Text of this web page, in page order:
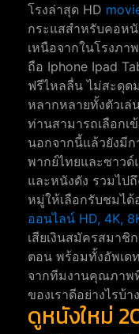
โรงล่าสุด HD
กระแสสำหรับคอห
เหนือจากในโรงภ
ถือ Iphone Ipad
ฟรีไหลลื่น ไม่สะดุด
หลากหลายทั้งตัวเล่
ท่านสามารถเลือกเ
นอกจากนี้แล้วยังมี
พากย์ไทยและซาว
และหนังดัง รวมไป
หมู่ให้เลือกรับชมได้
ออนไลน์ HD, 4K,
เสียเงินสมัครสมาชิ
ตอน พร้อมทั้งอัพเด
จากทีมงานคุณภาพ
ของเราดีอย่างไรบ้าง
ดูหนังใหม่